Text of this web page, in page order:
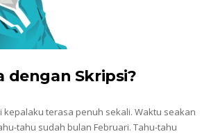
dengan Skripsi?
kepalaku terasa penuh sekali. Waktu seakan
tahu sudah bulan Februari. Tahu-tahu